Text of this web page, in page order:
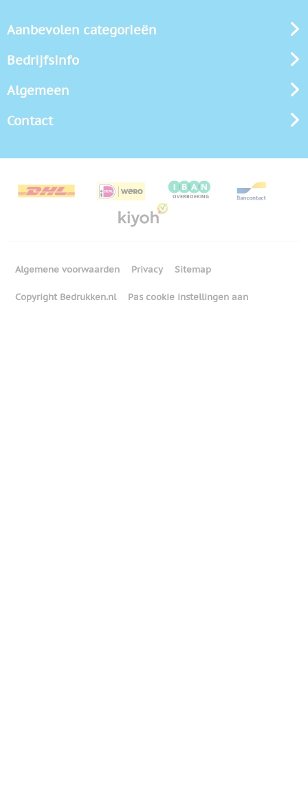
Aanbevolen categorieën
Bedrijfsinfo
Algemeen
Contact
Algemene voorwaarden Privacy Sitemap
Copyright Bedrukken.nl Pas cookie instellingen aan